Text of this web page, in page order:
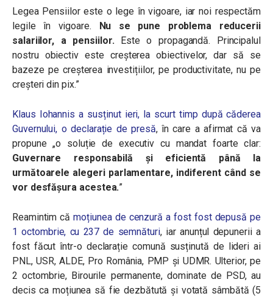
Legea Pensiilor este o lege în vigoare, iar noi respectăm
legile în vigoare. Nu se pune problema reducerii
salariilor, a pensiilor.Este o propagandă. Principalul
nostru obiectiv este creșterea obiectivelor, dar să se
bazeze pe creșterea investițiilor, pe productivitate, nu pe
creșteri din pix.”
Klaus Iohannis a susținut ieri, la scurt timp după căderea
Guvernului, o declarație de presă, în care a afirmat că va
propune „o soluție de executiv cu mandat foarte clar:
Guvernare responsabilă și eficientă până la
următoarele alegeri parlamentare, indiferent când se
vor desfășura acestea.”
Reamintim cămoțiunea de cenzură a fost fost depusă pe
1 octombrie, cu 237 de semnături, iar anunțul depunerii a
fost făcut într-o declarație comună susținută de lideri ai
PNL, USR, ALDE, Pro România, PMP și UDMR. Ulterior, pe
2 octombrie, Birourile permanente, dominate de PSD, au
decis ca moțiunea să fie dezbătută și votată sâmbătă (5